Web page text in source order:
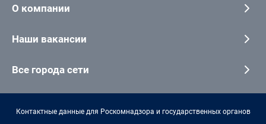
О компании
Наши вакансии
Все города сети
Контактные данные для Роскомнадзора и государственных органов